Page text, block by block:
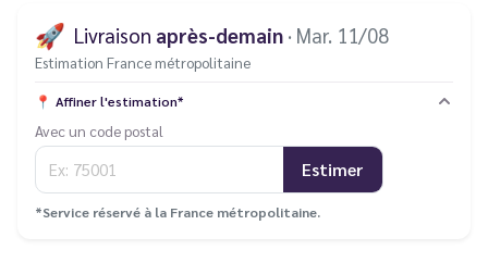
🚀 Livraison après-demain · Mar. 11/08
Estimation France métropolitaine
📍 Affiner l'estimation*
Avec un code postal
Estimer
*Service réservé à la France métropolitaine.